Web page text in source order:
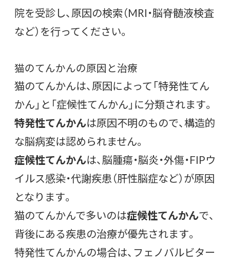
院を受診し、原因の検索（MRI・脳脊髄液検査
など）を行ってください。
猫のてんかんの原因と治療
猫のてんかんは、原因によって「特発性てん
かん」と「症候性てんかん」に分類されます。
特発性てんかんは原因不明のもので、構造的
な脳病変は認められません。
症候性てんかんは、脳腫瘍・脳炎・外傷・FIPウ
イルス感染・代謝疾患（肝性脳症など）が原因
となります。
猫のてんかんで多いのは症候性てんかんで、
背後にある疾患の治療が優先されます。
特発性てんかんの場合は、フェノバルビター